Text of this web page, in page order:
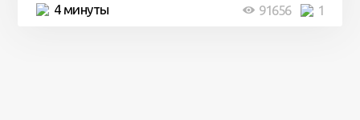
4 минуты 1
91656